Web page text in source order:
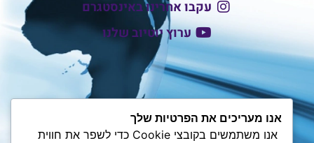
עקבו אחרינו באינסטגרם
ערוץ יוטיוב שלנו
אנו מעריכים את הפרטיות שלך
אנו משתמשים בקובצי Cookie כדי לשפר את חווית